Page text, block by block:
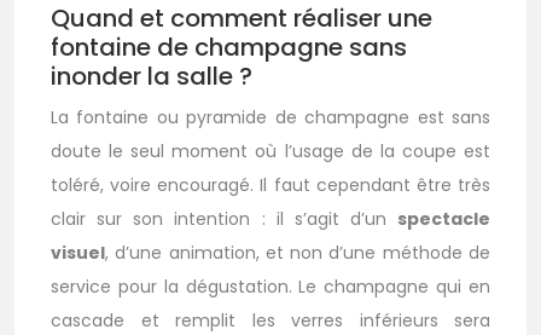
Quand et comment réaliser une
fontaine de champagne sans
inonder la salle ?
La fontaine ou pyramide de champagne est sans
doute le seul moment où l’usage de la coupe est
toléré, voire encouragé. Il faut cependant être très
clair sur son intention : il s’agit d’un spectacle
visuel, d’une animation, et non d’une méthode de
service pour la dégustation. Le champagne qui en
cascade et remplit les verres inférieurs sera